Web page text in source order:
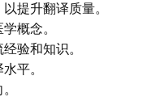
提升翻译质量。
概念。
验和知识。
平。